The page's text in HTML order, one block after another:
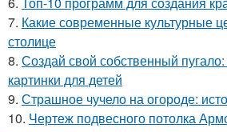
7. Какие современные культурные
столице
8. Создай свой собственный
картинки для детей
9. Страшное чучело на огороде:
10. Чертеж подвесного потолка